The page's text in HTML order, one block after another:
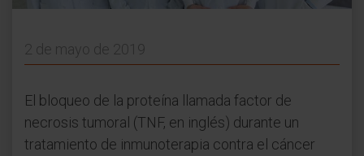
2 de mayo de 2019
El bloqueo de la proteína llamada factor de
necrosis tumoral (TNF, en inglés) durante un
tratamiento de inmunoterapia contra el cáncer